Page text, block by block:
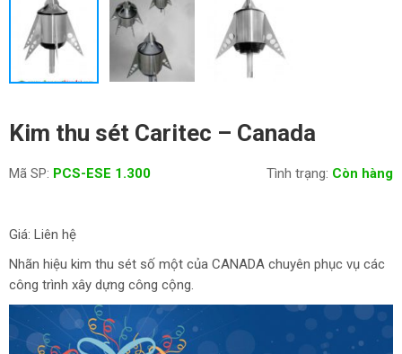
Kim thu sét Caritec – Canada
Mã SP: PCS-ESE 1.300 Tình trạng: Còn hàng
Giá: Liên hệ
Nhãn hiệu kim thu sét số một của CANADA chuyên phục vụ các
công trình xây dựng công cộng.